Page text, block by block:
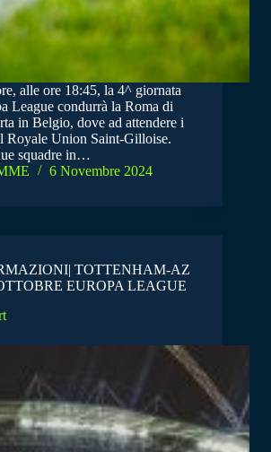
alle ore 18:45, la 4^ giornata
League condurrà la Roma di
in Belgio, dove ad attendere i
Royale Union Saint-Gilloise.
squadre in…
6 Novembre 2024
TOTTENHAM-AZ
EUROPA LEAGUE